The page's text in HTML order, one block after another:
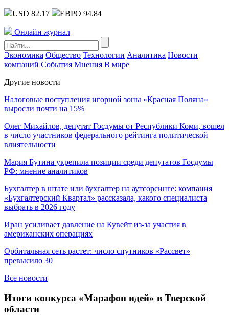
USD 82.17 ЕВРО 94.84
Онлайн журнал
Экономика Общество Технологии Аналитика Новости
компаний События Мнения В мире
Другие новости
Налоговые поступления игорной зоны «Красная Поляна»
выросли почти на 15%
Олег Михайлов, депутат Госдумы от Республики Коми, вошел
в число участников федерального рейтинга политической
влиятельности
Мария Бутина укрепила позиции среди депутатов Госдумы
РФ: мнение аналитиков
Бухгалтер в штате или бухгалтер на аутсорсинге: компания
«Бухгалтерский Квартал» рассказала, какого специалиста
выбрать в 2026 году
Иран усиливает давление на Кувейт из-за участия в
американских операциях
Орбитальная сеть растет: число спутников «Рассвет»
превысило 30
Все новости
Итоги конкурса «Марафон идей» в Тверской
области